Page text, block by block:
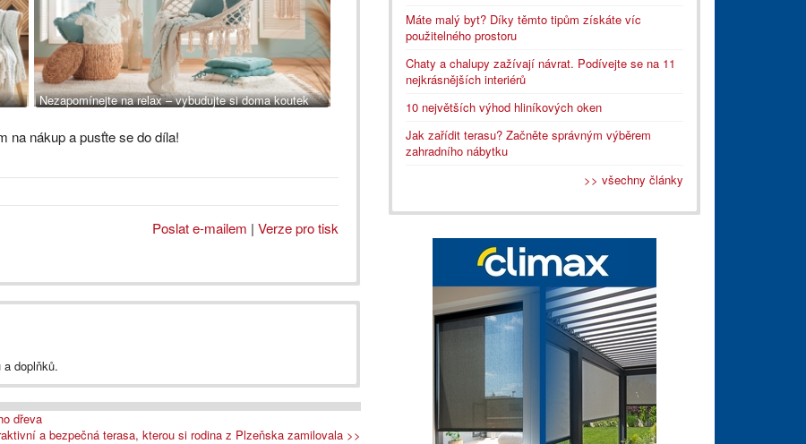
Nezapomínejte na relax – vybudujte si doma koutek
1199 Kč
na nákup a pusťte se do díla!
Poslat e-mailem | Verze pro tisk
doplňků.
dřeva
a bezpečná terasa, kterou si rodina z Plzeňska zamilovala >>
Máte malý byt? Díky těmto tipům získáte víc
použitelného prostoru
Chaty a chalupy zažívají návrat. Podívejte se na 11
nejkrásnějších interiérů
10 největších výhod hliníkových oken
Jak zařídit terasu? Začněte správným výběrem
zahradního nábytku
>> všechny články